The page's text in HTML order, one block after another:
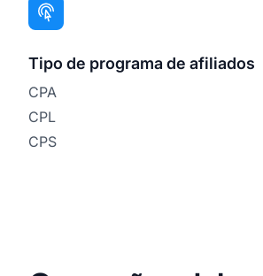
Tipo de programa de afiliados
CPA
CPL
CPS